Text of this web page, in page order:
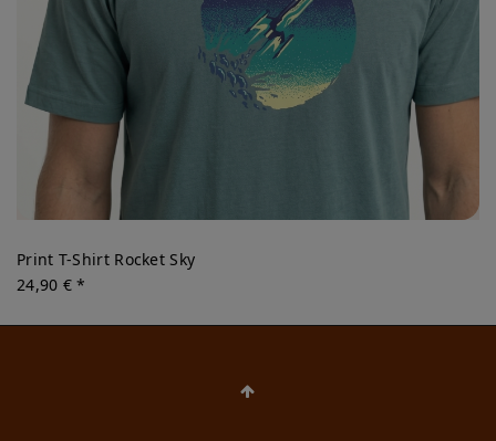
Print T-Shirt Rocket Sky
24,90 € *